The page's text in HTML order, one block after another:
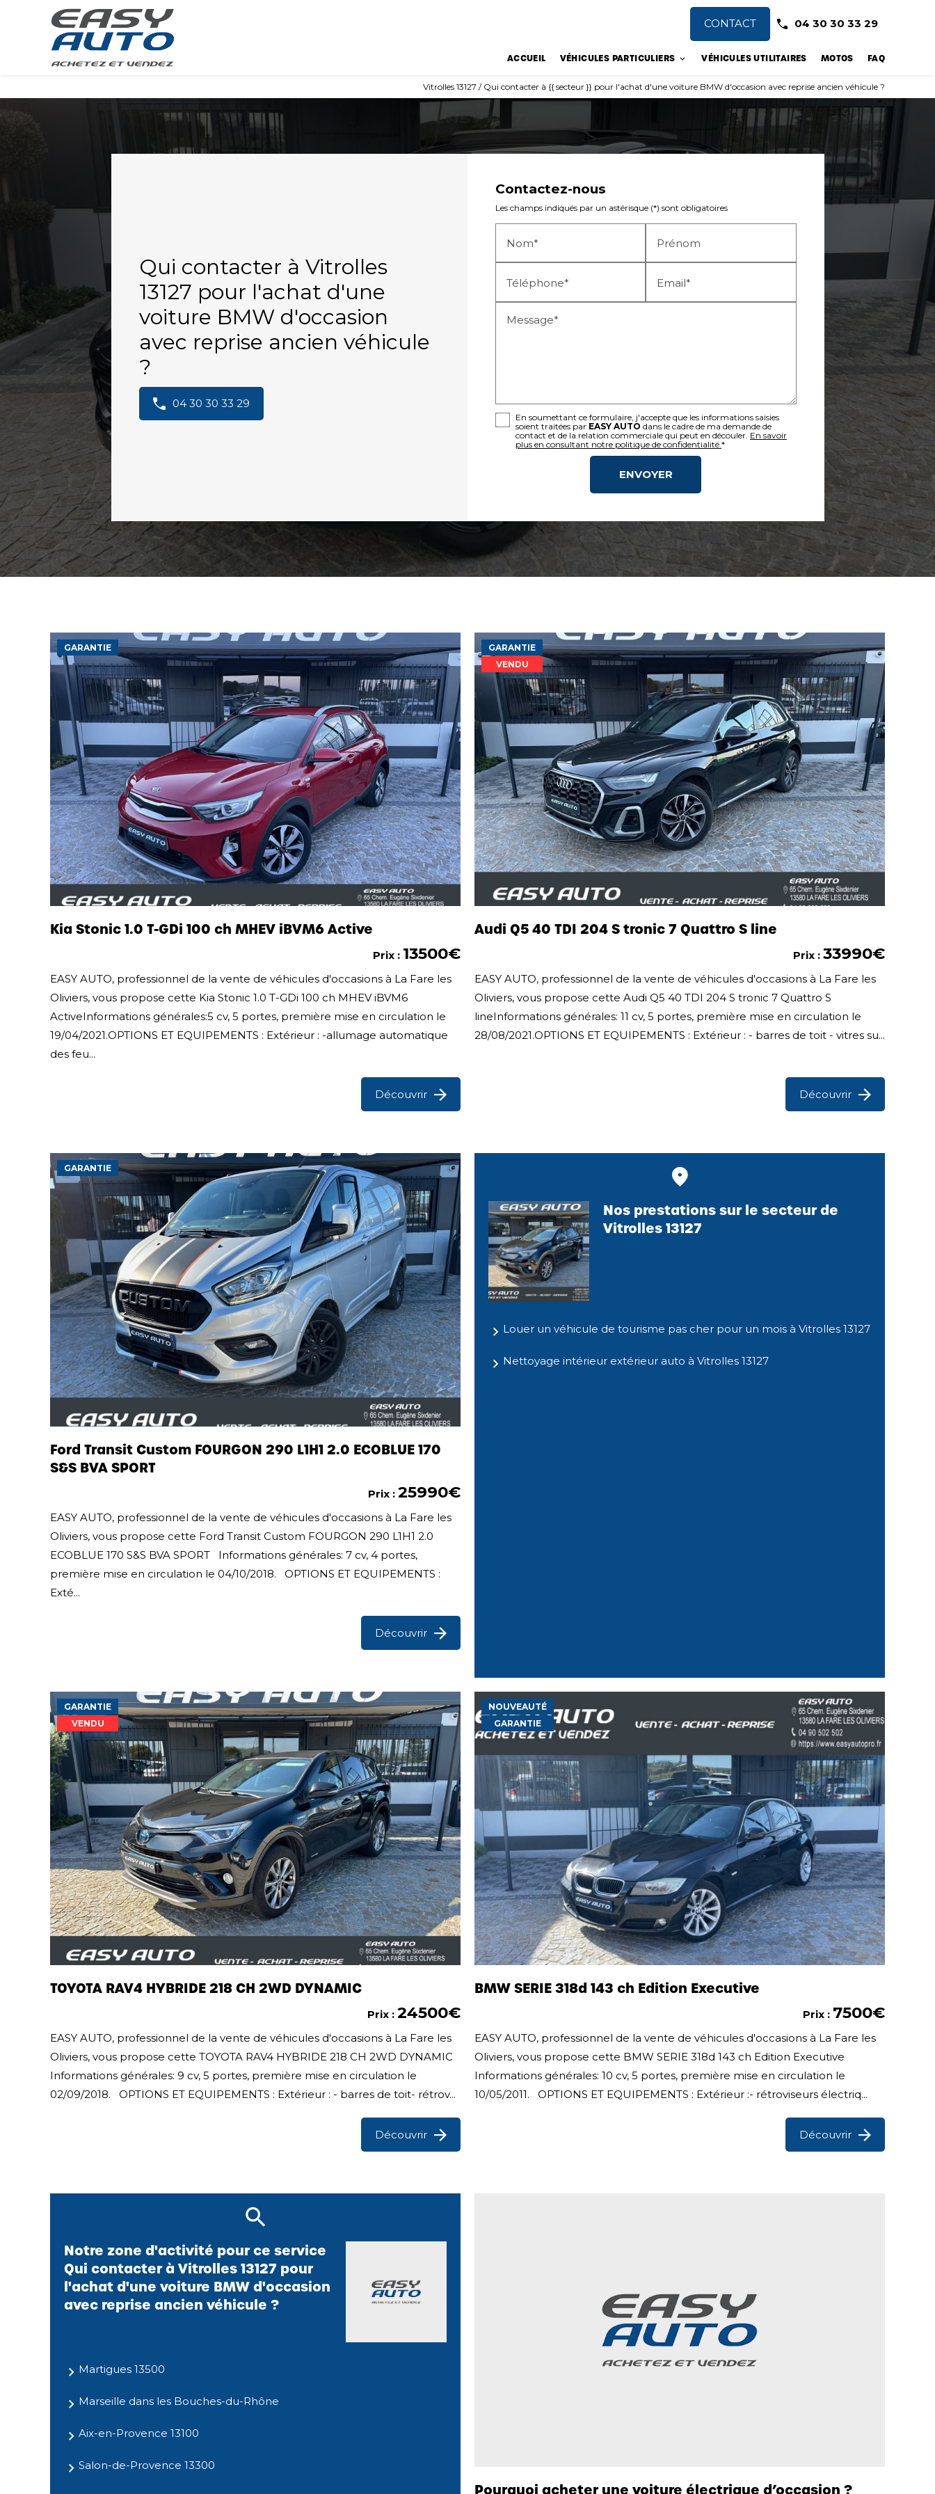
CONTACT 04 30 30 33 29
ACCUEIL VÉHICULES PARTICULIERS VÉHICULES UTILITAIRES MOTOS FAQ
Vitrolles 13127 / Qui contacter à {{ secteur }} pour l'achat d'une voiture BMW d'occasion avec reprise ancien véhicule ?
Qui contacter à Vitrolles
13127 pour l'achat d'une
voiture BMW d'occasion
avec reprise ancien véhicule
?
04 30 30 33 29
Contactez-nous
Les champs indiqués par un astérisque (*) sont obligatoires
Nom* Prénom
Téléphone* Email*
Message*
En soumettant ce formulaire, j'accepte que les informations saisies
soient traitées par EASY AUTO dans le cadre de ma demande de
contact et de la relation commerciale qui peut en découler. En savoir
plus en consultant notre politique de confidentialité.*
GARANTIE
Kia Stonic 1.0 T-GDi 100 ch MHEV iBVM6 Active
Prix : 13500€
EASY AUTO, professionnel de la vente de véhicules d'occasions à La Fare les
Oliviers, vous propose cette Kia Stonic 1.0 T-GDi 100 ch MHEV iBVM6
ActiveInformations générales:5 cv, 5 portes, première mise en circulation le
19/04/2021.OPTIONS ET EQUIPEMENTS : Extérieur : -allumage automatique
des feu...
Découvrir
GARANTIE
VENDU
Audi Q5 40 TDI 204 S tronic 7 Quattro S line
Prix : 33990€
EASY AUTO, professionnel de la vente de véhicules d'occasions à La Fare les
Oliviers, vous propose cette Audi Q5 40 TDI 204 S tronic 7 Quattro S
lineInformations générales: 11 cv, 5 portes, première mise en circulation le
28/08/2021.OPTIONS ET EQUIPEMENTS : Extérieur : - barres de toit - vitres su...
Découvrir
GARANTIE
Ford Transit Custom FOURGON 290 L1H1 2.0 ECOBLUE 170
S&S BVA SPORT
Prix : 25990€
EASY AUTO, professionnel de la vente de véhicules d'occasions à La Fare les
Oliviers, vous propose cette Ford Transit Custom FOURGON 290 L1H1 2.0
ECOBLUE 170 S&S BVA SPORT Informations générales: 7 cv, 4 portes,
première mise en circulation le 04/10/2018. OPTIONS ET EQUIPEMENTS :
Exté...
Découvrir
Nos prestations sur le secteur de
Vitrolles 13127
Louer un véhicule de tourisme pas cher pour un mois à Vitrolles 13127
Nettoyage intérieur extérieur auto à Vitrolles 13127
GARANTIE
VENDU
TOYOTA RAV4 HYBRIDE 218 CH 2WD DYNAMIC
Prix : 24500€
EASY AUTO, professionnel de la vente de véhicules d'occasions à La Fare les
Oliviers, vous propose cette TOYOTA RAV4 HYBRIDE 218 CH 2WD DYNAMIC
Informations générales: 9 cv, 5 portes, première mise en circulation le
02/09/2018. OPTIONS ET EQUIPEMENTS : Extérieur : - barres de toit- rétrov...
Découvrir
NOUVEAUTÉ
GARANTIE
BMW SERIE 318d 143 ch Edition Executive
Prix : 7500€
EASY AUTO, professionnel de la vente de véhicules d'occasions à La Fare les
Oliviers, vous propose cette BMW SERIE 318d 143 ch Edition Executive
Informations générales: 10 cv, 5 portes, première mise en circulation le
10/05/2011. OPTIONS ET EQUIPEMENTS : Extérieur :- rétroviseurs électriq...
Découvrir
Notre zone d'activité pour ce service
Qui contacter à Vitrolles 13127 pour
l'achat d'une voiture BMW d'occasion
avec reprise ancien véhicule ?
Martigues 13500
Marseille dans les Bouches-du-Rhône
Aix-en-Provence 13100
Salon-de-Provence 13300
Pourquoi acheter une voiture électrique d’occasion ?
Panneau de gestion des cookies